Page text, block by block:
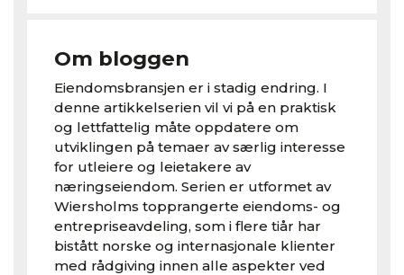
Om bloggen
Eiendomsbransjen er i stadig endring. I
denne artikkelserien vil vi på en praktisk
og lettfattelig måte oppdatere om
utviklingen på temaer av særlig interesse
for utleiere og leietakere av
næringseiendom. Serien er utformet av
Wiersholms topprangerte eiendoms- og
entrepriseavdeling, som i flere tiår har
bistått norske og internasjonale klienter
med rådgiving innen alle aspekter ved